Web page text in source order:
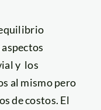
y los
al mismo pero
de costos. El